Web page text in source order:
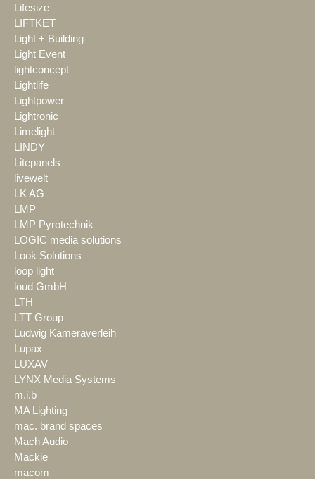
Lifesize
LIFTKET
Light + Building
Light Event
lightconcept
Lightlife
Lightpower
Lightronic
Limelight
LINDY
Litepanels
livewelt
LK AG
LMP
LMP Pyrotechnik
LOGIC media solutions
Look Solutions
loop light
loud GmbH
LTH
LTT Group
Ludwig Kameraverleih
Lupax
LUXAV
LYNX Media Systems
m.i.b
MA Lighting
mac. brand spaces
Mach Audio
Mackie
macom